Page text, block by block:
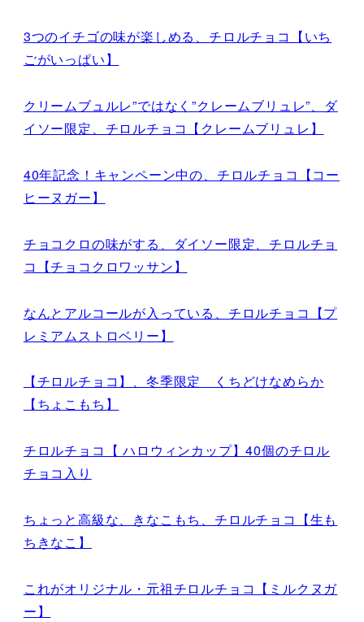
3つのイチゴの味が楽しめる、チロルチョコ【いち
ごがいっぱい】
クリームブュルレ”ではなく”クレームブリュレ”、ダ
イソー限定、チロルチョコ【クレームブリュレ】
40年記念！キャンペーン中の、チロルチョコ【コー
ヒーヌガー】
チョコクロの味がする、ダイソー限定、チロルチョ
コ【チョコクロワッサン】
なんとアルコールが入っている、チロルチョコ【プ
レミアムストロベリー】
【チロルチョコ】、冬季限定 くちどけなめらか
【ちょこもち】
チロルチョコ【 ハロウィンカップ】40個のチロル
チョコ入り
ちょっと高級な、きなこもち、チロルチョコ【生も
ちきなこ】
これがオリジナル・元祖チロルチョコ【ミルクヌガ
ー】